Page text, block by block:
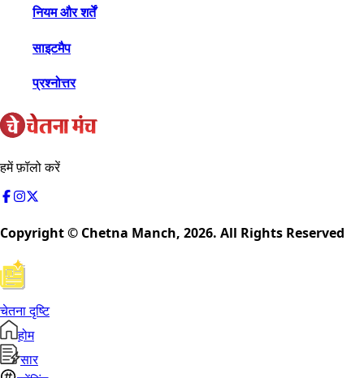
नियम और शर्तें
साइटमैप
प्रश्नोत्तर
हमें फ़ॉलो करें
Copyright © Chetna Manch, 2026. All Rights Reserved
चेतना दृष्टि
होम
सार